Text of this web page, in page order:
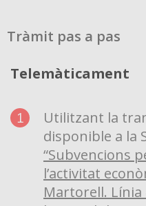
Tràmit pas a pas
Telemàticament
Utilitzant la
disponible a la
“Subvencions
l’activitat
Martorell. Línia